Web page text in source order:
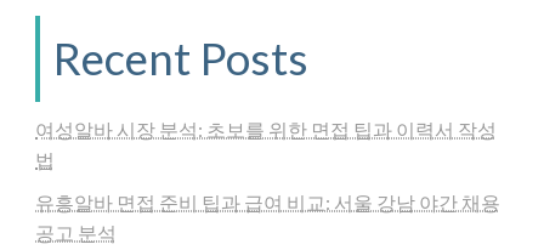
Recent Posts
여성알바 시장 분석: 초보를 위한 면접 팁과 이력서 작성
법
유흥알바 면접 준비 팁과 급여 비교: 서울 강남 야간 채용
공고 분석